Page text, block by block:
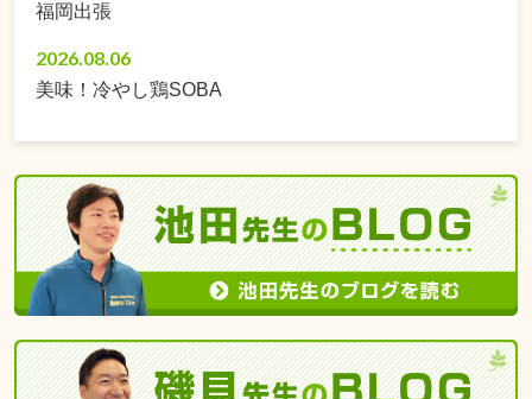
福岡出張
2026.08.06
美味！冷やし鶏SOBA